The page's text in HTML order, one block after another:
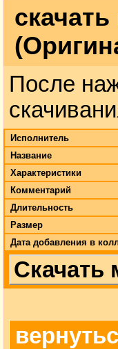
После
Исполнитель
Название
Характеристики
Комментарий
Длительность
Размер
Дата добавления в
Скачать